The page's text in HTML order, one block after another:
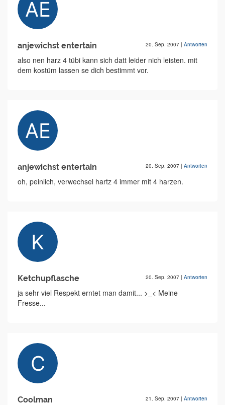
anjewichst entertain 20. Sep. 2007 | Antworten
also nen harz 4 tübi kann sich datt leider nich leisten. mit
dem kostüm lassen se dich bestimmt vor.
anjewichst entertain 20. Sep. 2007 | Antworten
oh, peinlich, verwechsel hartz 4 immer mit 4 harzen.
Ketchupflasche 20. Sep. 2007 | Antworten
ja sehr viel Respekt erntet man damit... >_< Meine
Fresse...
Coolman 21. Sep. 2007 | Antworten